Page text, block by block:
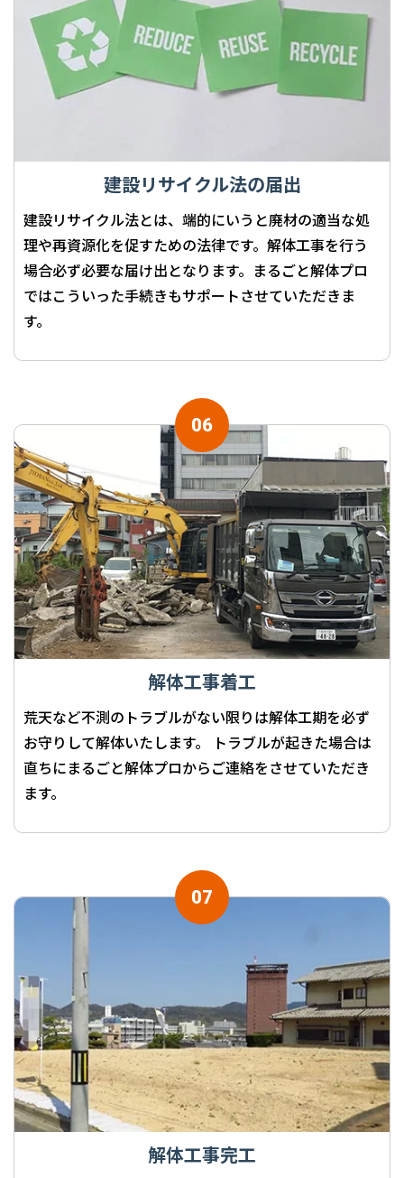
建設リサイクル法の届出
建設リサイクル法とは、端的にいうと廃材の適当な処
理や再資源化を促すための法律です。解体工事を行う
場合必ず必要な届け出となります。まるごと解体プロ
ではこういった手続きもサポートさせていただきま
す。
解体工事着工
荒天など不測のトラブルがない限りは解体工期を必ず
お守りして解体いたします。 トラブルが起きた場合は
直ちにまるごと解体プロからご連絡をさせていただき
ます。
解体工事完工